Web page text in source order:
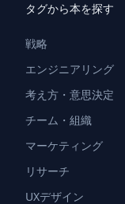
タグから本を探す
戦略
エンジニアリング
考え方・意思決定
チーム・組織
マーケティング
リサーチ
UXデザイン